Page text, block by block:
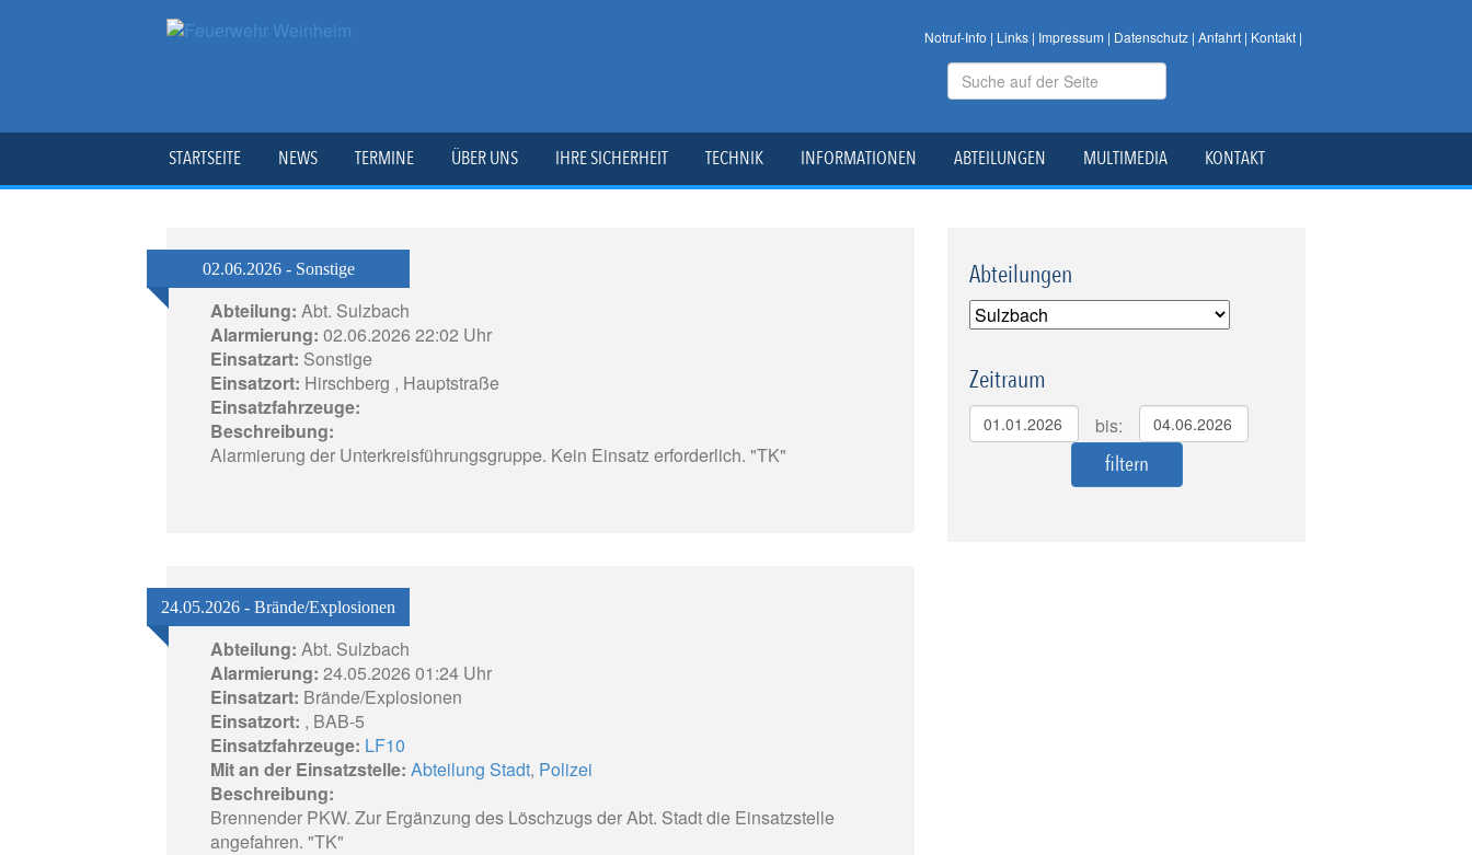
Notruf-Info | Links| Impressum | Datenschutz| Anfahrt| Kontakt|
STARTSEITE NEWS TERMINE ÜBER UNS IHRE SICHERHEIT TECHNIK INFORMATIONEN ABTEILUNGEN MULTIMEDIA KONTAKT
02.06.2026 - Sonstige
Abteilung: Abt. Sulzbach
Alarmierung: 02.06.2026 22:02 Uhr
Einsatzart: Sonstige
Einsatzort: Hirschberg , Hauptstraße
Einsatzfahrzeuge:
Beschreibung:
Alarmierung der Unterkreisführungsgruppe. Kein Einsatz erforderlich. "TK"
24.05.2026 - Brände/Explosionen
Abteilung: Abt. Sulzbach
Alarmierung: 24.05.2026 01:24 Uhr
Einsatzart: Brände/Explosionen
Einsatzort: , BAB-5
Einsatzfahrzeuge: LF10
Mit an der Einsatzstelle: Abteilung Stadt, Polizei
Beschreibung:
Brennender PKW. Zur Ergänzung des Löschzugs der Abt. Stadt die Einsatzstelle
angefahren. "TK"
Abteilungen
Zeitraum
bis: